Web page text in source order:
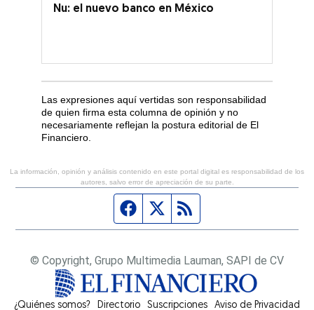
Nu: el nuevo banco en México
Las expresiones aquí vertidas son responsabilidad
de quien firma esta columna de opinión y no
necesariamente reflejan la postura editorial de El
Financiero.
La información, opinión y análisis contenido en este portal digital es responsabilidad de los
autores, salvo error de apreciación de su parte.
Página de Facebook
Fuente Twitter
© Copyright, Grupo Multimedia Lauman, SAPI de CV
¿Quiénes somos? Directorio Suscripciones Opens in new window
Aviso de Privacidad